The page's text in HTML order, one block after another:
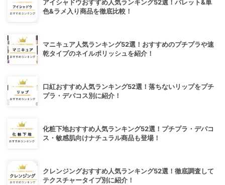
アイシャドウおすすめ人気ランキング52選！パレット&単
色&ラメ入り商品を徹底比較！
マニキュア人気ランキング52選！おすすめのプチプラや速
乾タイプのネイルポリッシュを紹介！
口紅おすすめ人気ランキング52選！落ちないリップをプチ
プラ・デパコス別に紹介！
化粧下地おすすめ人気ランキング52選！プチプラ・デパコ
ス・敏感肌向けナチュラル商品も登場！
クレンジングおすすめ人気ランキング52選！徹底調査して
テクスチャータイプ別に紹介！